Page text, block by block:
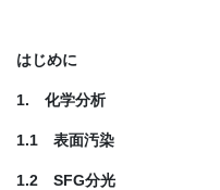
はじめに
1. 化学分析
1.1 表面汚染
1.2 SFG分光